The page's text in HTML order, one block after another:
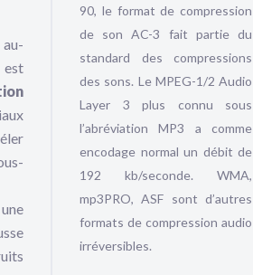
est
90, le format de compression
de son AC-3 fait partie du
standard des compressions
des sons. Le MPEG-1/2 Audio
Layer 3 plus connu sous
l’abréviation MP3 a comme
encodage normal un débit de
192 kb/seconde. WMA,
mp3PRO, ASF sont d’autres
formats de compression audio
irréversibles.